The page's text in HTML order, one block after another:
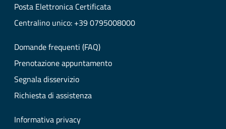
Posta Elettronica Certificata
Centralino unico: +39 0795008000
Domande frequenti (FAQ)
Prenotazione appuntamento
Segnala disservizio
Richiesta di assistenza
Informativa privacy